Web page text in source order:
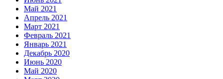
Май 2021
Апрель 2021
Март 2021
Февраль 2021
Январь 2021
Декабрь 2020
Июнь 2020
Май 2020